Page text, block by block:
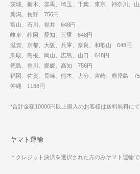
茨城、栃木、群馬、埼玉、千葉、東京、神奈川、
新潟、長野 756円
富山、石川、福井 648円
岐阜、静岡、愛知、三重 648円
滋賀、京都、大阪、兵庫、奈良、和歌山 648円
鳥取、島根、岡山、広島、山口 648円
徳島、香川、愛媛、高知 756円
福岡、佐賀、長崎、熊本、大分、宮崎、鹿児島
沖縄 1188円
*合計金額10000円以上購入のお客様は送料無料に
ヤマト運輸
＊クレジット決済を選択された方のみヤマト運輸で